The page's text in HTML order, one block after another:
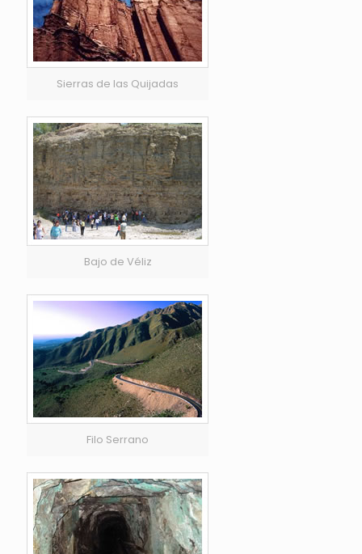
Sierras de las Quijadas
Bajo de Véliz
Filo Serrano